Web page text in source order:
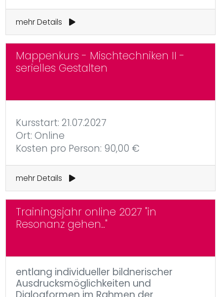
mehr Details
Mappenkurs - Mischtechniken II -
serielles Gestalten
Kursstart: 21.07.2027
Ort: Online
Kosten pro Person: 90,00 €
mehr Details
Trainingsjahr online 2027 "in
Resonanz gehen.."
entlang individueller bildnerischer
Ausdrucksmöglichkeiten und